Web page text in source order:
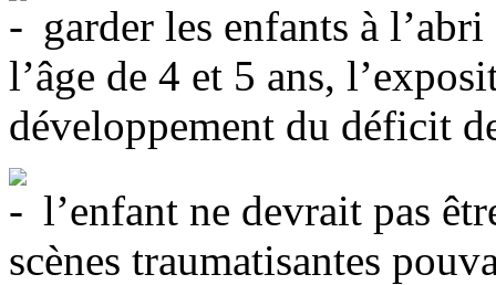
garder les enfants à
l’âge de 4 et 5 ans,
développement du déficit
l’enfant ne devrait pas
scènes traumatisantes